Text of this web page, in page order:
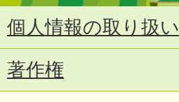
個人情報の取り扱い
著作権